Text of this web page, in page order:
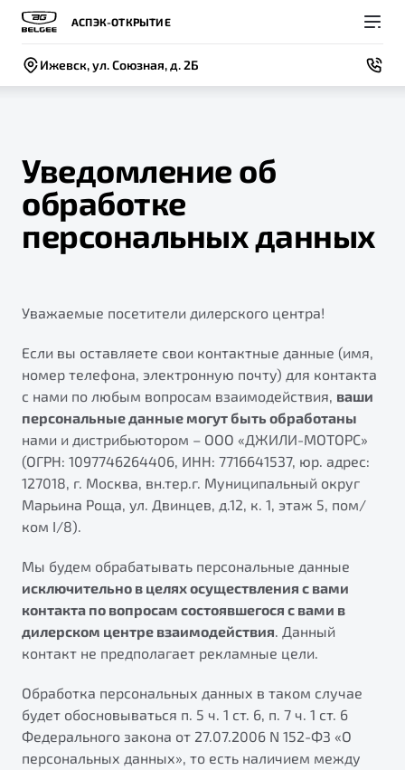
АСПЭК-ОТКРЫТИЕ
Ижевск, ул. Союзная, д. 2Б
Модели
Яркий кроссовер
от 2 219 990 ₽*
S50
Покупателям
ВЫБОР И ПОКУПКА
Спецпредложения и Акции
Записаться на тест-драйв
ФИНАНСЫ И УСЛУГИ
Автокредит
Трейд-ин
Страхование
Расчет КАСКО
Владельцам
СЕРВИС
Руководство по эксплуатации
Техническое обслуживание
Калькулятор ТО
ПОДДЕРЖКА
Гарантия Belgee
Belgee Линк
Belgee Клуб
Реферальная программа
Клиентская поддержка
Помощь на дорогах
О компании
СОБЫТИЯ
Контакты
BELGEE В РОССИИ
О бренде
О дилерском центре
Правовая информация
Уведомление об
обработке
персональных данных
Уважаемые посетители дилерского центра!
Если вы оставляете свои контактные данные (имя,
номер телефона, электронную почту) для контакта
с нами по любым вопросам взаимодействия, ваши
персональные данные могут быть обработаны
нами и дистрибьютором – ООО «ДЖИЛИ-МОТОРС»
(ОГРН: 1097746264406, ИНН: 7716641537, юр. адрес:
127018, г. Москва, вн.тер.г. Муниципальный округ
Марьина Роща, ул. Двинцев, д.12, к. 1, этаж 5, пом/
ком I/8).
Мы будем обрабатывать персональные данные
исключительно в целях осуществления с вами
контакта по вопросам состоявшегося с вами в
дилерском центре взаимодействия. Данный
контакт не предполагает рекламные цели.
Обработка персональных данных в таком случае
будет обосновываться п. 5 ч. 1 ст. 6, п. 7 ч. 1 ст. 6
Федерального закона от 27.07.2006 N 152-ФЗ «О
персональных данных», то есть наличием между